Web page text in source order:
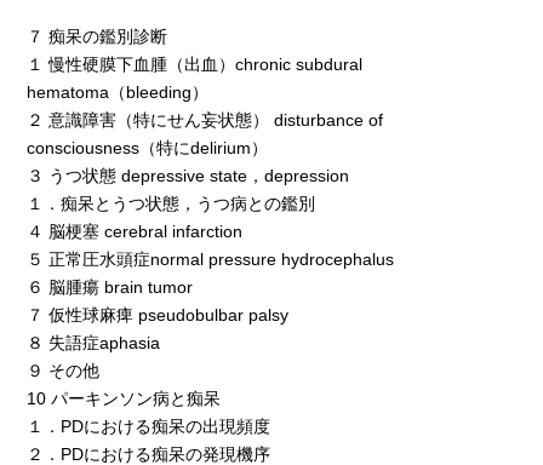
７ 痴呆の鑑別診断
１ 慢性硬膜下血腫（出血）chronic subdural
hematoma（bleeding）
２ 意識障害（特にせん妄状態） disturbance of
consciousness（特にdelirium）
３ うつ状態 depressive state，depression
１．痴呆とうつ状態，うつ病との鑑別
４ 脳梗塞 cerebral infarction
５ 正常圧水頭症normal pressure hydrocephalus
６ 脳腫瘍 brain tumor
７ 仮性球麻痺 pseudobulbar palsy
８ 失語症aphasia
９ その他
10 パーキンソン病と痴呆
１．PDにおける痴呆の出現頻度
２．PDにおける痴呆の発現機序